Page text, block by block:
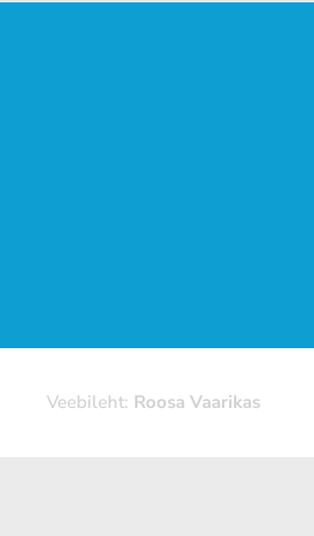
Veebileht: Roosa Vaarikas